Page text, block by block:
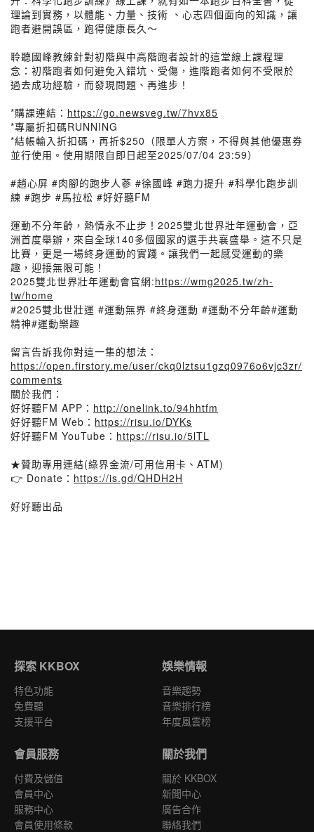
理論到實務，以體能、力量、技術 、心志四個面向的知識，讓
跑者避開誤區，跑得健康長久～
聆聽國峰教練針對初階與中高階跑者設計的這堂線上課程理
念：初階跑者如何避免入錯坑、受傷，進階跑者如何不受限於
過去成功經驗，而發現問題、再進步！
*購課連結： https://go.newsveg.tw/7hvx85
*專屬折扣碼RUNNING
*結帳輸入折扣碼，再折$250（限單人方案，不得與其他優惠券
並行使用。使用期限自即日起至2025/07/04 23:59）
#趙心屏 #肉腳的跑步人蔘 #徐國峰 #跑力提升 #科學化跑步訓
練 #跑步 #馬拉松 #好好聽FM
運動不分年齡，熱情永不止步！2025雙北世界壯年運動會，亞
洲首度舉辦，來自全球140多個國家的選手共襄盛舉。這不只是
比賽，更是一場終身運動的實踐。讓我們一起感受運動的樂
趣，迎接無限可能！
2025雙北世界壯年運動會官網:https://wmg2025.tw/zh-
tw/home
#2025雙北世壯運 #運動無界 #終身運動 #運動不分年齡#運動
精神#運動樂趣
留言告訴我你對這一集的想法：
https://open.firstory.me/user/ckq0lztsu1gzq0976o6vjc3zr/
comments
關於我們：
好好聽FM APP： http://onelink.to/94hhtfm
好好聽FM Web： https://risu.io/DYKs
好好聽FM YouTube： https://risu.io/5lTL
★贊助專用連結(綠界金流/可用信用卡、ATM)
👉 Donate： https://is.gd/QHDH2H
好好聽出品
探索 KKBOX
特色功能
免費聽
支援平台
娛樂情報
音樂趨勢
音樂排行榜
年度風雲榜
會員服務
付費及儲值
會員中心
服務中心
會員使用條款
關於我們
關於 KKBOX
新聞中心
廣告合作
聯絡我們